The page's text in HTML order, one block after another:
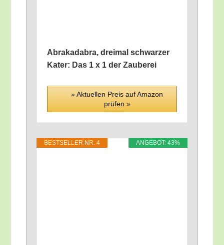
Abra­ka­da­bra, drei­mal schwar­zer
Kater: Das 1 x 1 der Zauberei
» Aktu­el­len Preis auf Ama­zon
prü­fen »
ANGE­BOT: 43%
BEST­SEL­LER NR. 4